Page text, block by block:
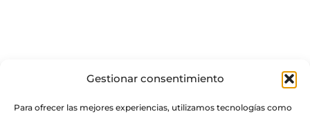
Gestionar consentimiento
Para ofrecer las mejores experiencias, utilizamos tecnologías como